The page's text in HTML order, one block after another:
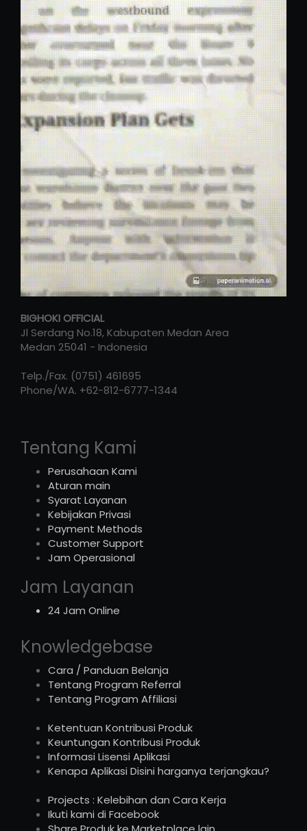
BIGHOKI OFFICIAL
Jl Serdang No.18, Kabupaten Medan Area
Medan 25041 - Indonesia
Telp./Fax. (0751) 461695
Phone/WA. +62-812-6777-1344
Tentang Kami
Perusahaan Kami
Aturan main
Syarat Layanan
Kebijakan Privasi
Payment Methods
Customer Support
Jam Operasional
Jam Layanan
24 Jam Online
Knowledgebase
Cara / Panduan Belanja
Tentang Program Referral
Tentang Program Affiliasi
Ketentuan Kontribusi Produk
Keuntungan Kontribusi Produk
Informasi Lisensi Aplikasi
Kenapa Aplikasi Disini harganya terjangkau?
Projects : Kelebihan dan Cara Kerja
Ikuti kami di Facebook